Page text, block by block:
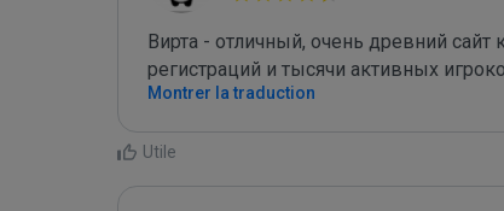
Вирта - отличный, очень древний
регистраций и тысячи активных
Montrer la traduction
Utile